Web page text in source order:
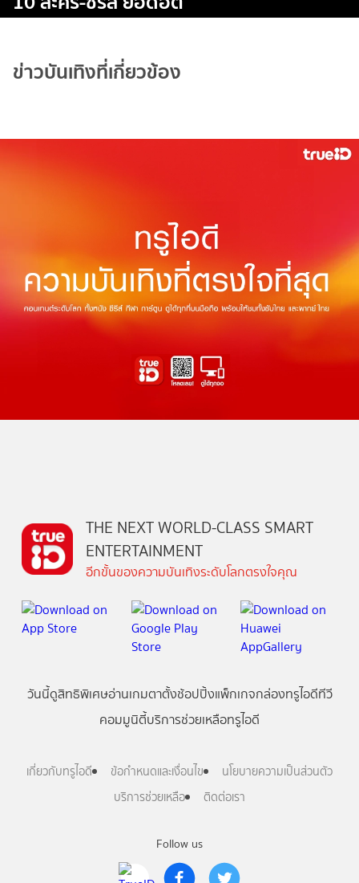
ข่าวบันเทิงที่เกี่ยวข้อง
Follow us
THE NEXT WORLD-CLASS SMART
ENTERTAINMENT
อีกขั้นของความบันเทิงระดับโลกตรงใจคุณ
วันนี้ดูสิทธิพิเศษอ่านเกมตาตั้งช้อปปิ้งแพ็กเกจกล่องทรูไอดีทีวี
คอมมูนิตี้บริการช่วยเหลือทรูไอดี
เกี่ยวกับทรูไอดี ข้อกำหนดและเงื่อนไข
นโยบายความเป็นส่วนตัว
บริการช่วยเหลือ
ติดต่อเรา